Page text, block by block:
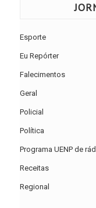
Esporte
Eu Repórter
Falecimentos
Geral
Policial
Política
Programa UENP de
Receitas
Regional